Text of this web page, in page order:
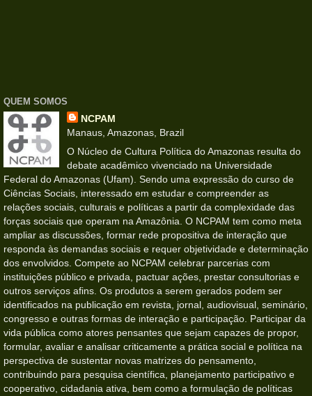
QUEM SOMOS
NCPAM
Manaus, Amazonas, Brazil
O Núcleo de Cultura Política do Amazonas resulta do
debate acadêmico vivenciado na Universidade
Federal do Amazonas (Ufam). Sendo uma expressão do curso de
Ciências Sociais, interessado em estudar e compreender as
relações sociais, culturais e políticas a partir da complexidade das
forças sociais que operam na Amazônia. O NCPAM tem como meta
ampliar as discussões, formar rede propositiva de interação que
responda às demandas sociais e requer objetividade e determinação
dos envolvidos. Compete ao NCPAM celebrar parcerias com
instituições público e privada, pactuar ações, prestar consultorias e
outros serviços afins. Os produtos a serem gerados podem ser
identificados na publicação em revista, jornal, audiovisual, seminário,
congresso e outras formas de interação e participação. Participar da
vida pública como atores pensantes que sejam capazes de propor,
formular, avaliar e analisar criticamente a prática social e política na
perspectiva de sustentar novas matrizes do pensamento,
contribuindo para pesquisa científica, planejamento participativo e
cooperativo, cidadania ativa, bem como a formulação de políticas